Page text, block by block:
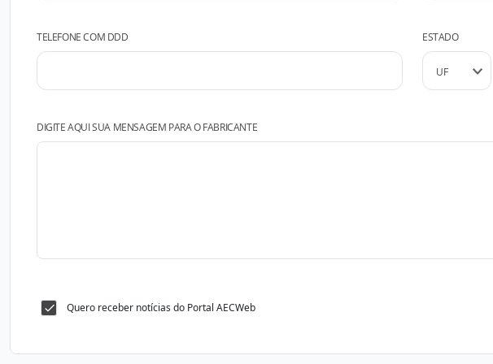
TELEFONE COM DDD ESTADO
DIGITE AQUI SUA MENSAGEM PARA O FABRICANTE
Quero receber notícias do Portal AECWeb